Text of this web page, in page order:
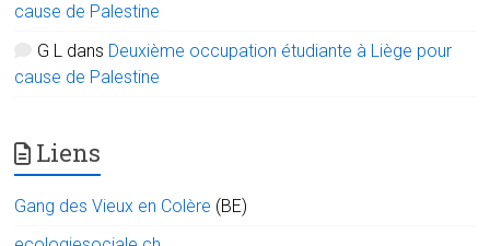
cause de Palestine
G L dans Deuxième occupation étudiante à Liège pour
cause de Palestine
Liens
Gang des Vieux en Colère (BE)